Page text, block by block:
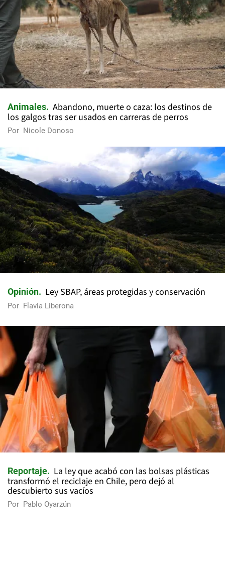
Animales
Abandono, muerte o caza: los destinos de
los galgos tras ser usados en carreras de perros
Por Nicole Donoso
Opinión Ley SBAP, áreas protegidas y conservación
Por Flavia Liberona
Reportaje
La ley que acabó con las bolsas plásticas
transformó el reciclaje en Chile, pero dejó al
descubierto sus vacíos
Por Pablo Oyarzún